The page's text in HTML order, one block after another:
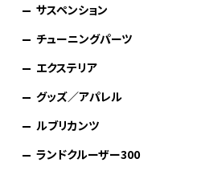
サスペンション
チューニングパーツ
エクステリア
グッズ／アパレル
ルブリカンツ
ランドクルーザー300